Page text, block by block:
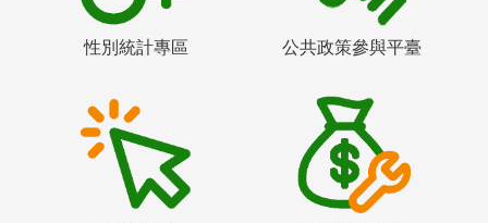
性別統計專區 公共政策參與平臺